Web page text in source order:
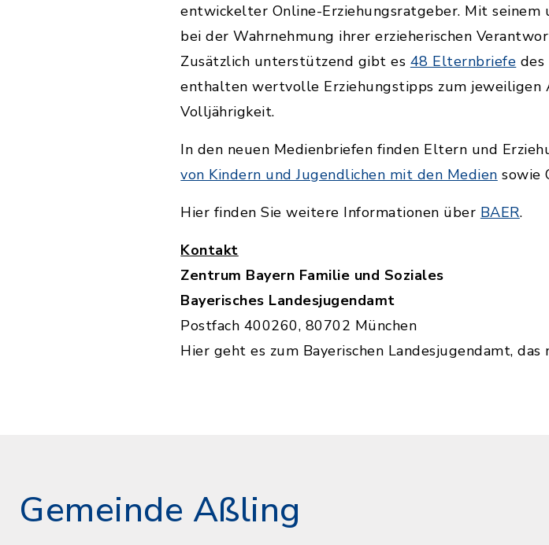
entwickelter Online-Erziehungsratgeber. Mit
bei der Wahrnehmung ihrer erzieherischen
Zusätzlich unterstützend gibt es 48 Elternbriefe des
enthalten wertvolle Erziehungstipps zum jeweiligen
Volljährigkeit.
In den neuen Medienbriefen finden Eltern und
von Kindern und Jugendlichen mit den Medien sowie
Hier finden Sie weitere Informationen über BAER.
Kontakt
Zentrum Bayern Familie und Soziales
Bayerisches Landesjugendamt
Postfach 400260, 80702 München
Hier geht es zum Bayerischen Landesjugendamt, das
Gemeinde Aßling